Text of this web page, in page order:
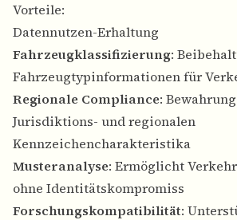
Vorteile:
Datennutzen-Erhaltung
Fahrzeugklassifizierung:
Fahrzeugtypinformationen für
Regionale Compliance:
Jurisdiktions- und regionalen
Kennzeichencharakteristika
Musteranalyse: Ermöglicht
ohne Identitätskompromiss
Forschungskompatibilität: